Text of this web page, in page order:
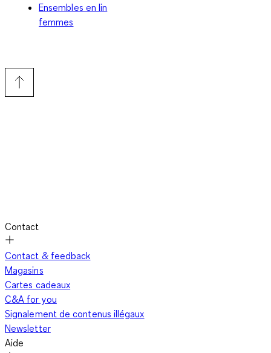
Ensembles en lin
femmes
Contact
Contact & feedback
Magasins
Cartes cadeaux
C&A for you
Signalement de contenus illégaux
Newsletter
Aide